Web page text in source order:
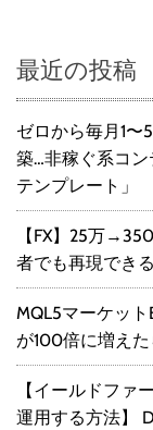
最近の投稿
ゼロから毎月1
築…非稼ぐ系コ
テンプレート」
【FX】25万
者でも再現でき
MQL5マーケッ
が100倍に増えた
【イールドファ
運用する方法】